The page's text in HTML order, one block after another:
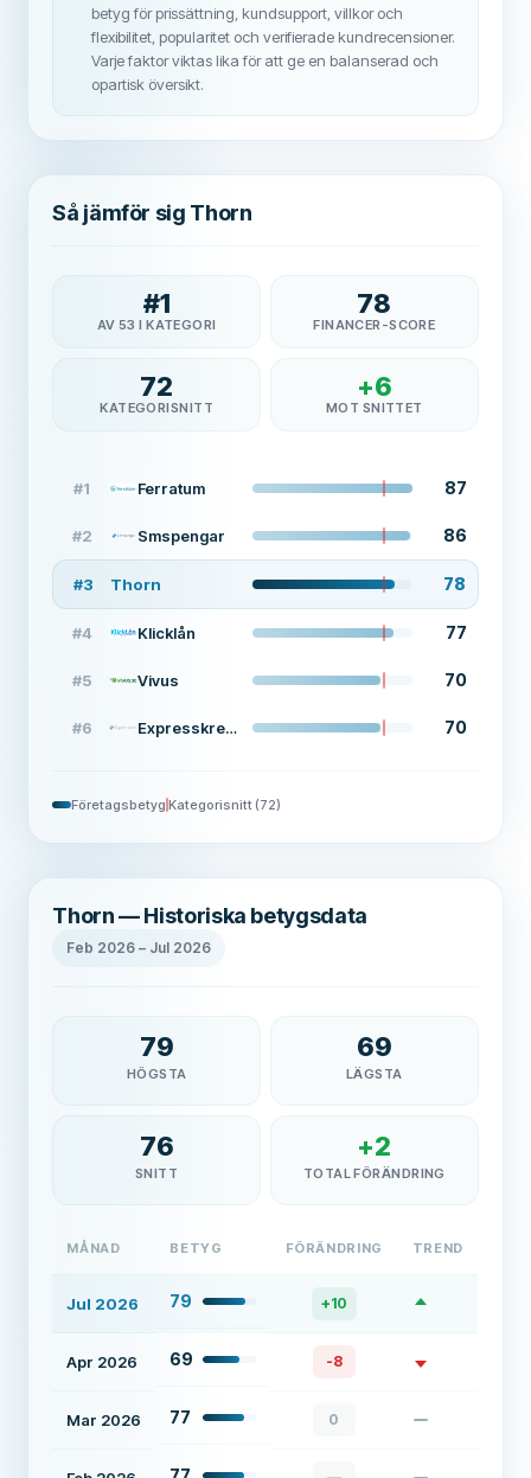
betyg för prissättning, kundsupport, villkor och
flexibilitet, popularitet och verifierade kundrecensioner.
Varje faktor viktas lika för att ge en balanserad och
opartisk översikt.
Så jämför sig Thorn
#1
AV 53 I KATEGORI
78
FINANCER-SCORE
72
KATEGORISNITT
+6
MOT SNITTET
#1 Ferratum 87
#2 Smspengar 86
#3 Thorn 78
#4 Klicklån 77
#5 Vivus 70
#6 Expresskredit 70
Företagsbetyg Kategorisnitt(72)
Thorn — Historiska betygsdata
Feb 2026 – Jul 2026
79
HÖGSTA
69
LÄGSTA
76
SNITT
+2
TOTAL FÖRÄNDRING
MÅNAD BETYG FÖRÄNDRING TREND
Jul 2026 79 +10
Apr 2026 69 -8
Mar 2026 77 0